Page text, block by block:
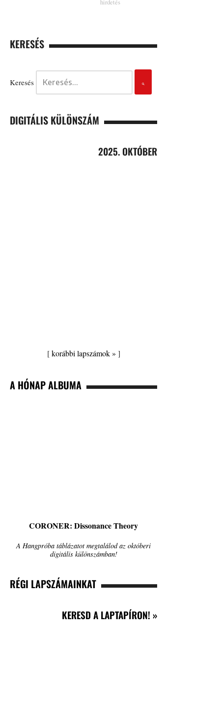
KERESÉS
Keresés
DIGITÁLIS KÜLÖNSZÁM
2025. OKTÓBER
[korábbi lapszámok » ]
A HÓNAP ALBUMA
CORONER: Dissonance Theory
A Hangpróba táblázatot megtalálod az októberi
digitális különszámban!
RÉGI LAPSZÁMAINKAT
KERESD A LAPTAPÍRON! »